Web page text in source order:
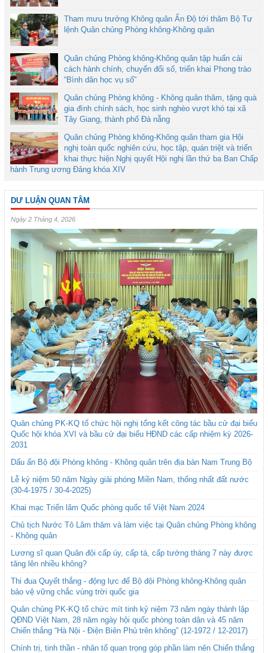
Tham mưu trưởng Không quân Ấn Độ tới thăm Bộ Tư
lệnh Quân chủng Phòng không-Không quân
Quân chủng Phòng không-Không quân tập huấn cải
cách hành chính, chuyển đổi số, triển khai Phong trào
“Bình dân học vụ số”
Quân chủng Phòng không - Không quân thăm, tặng quà
gia đình chính sách, học sinh nghèo vượt khó tại xã
Tây Giang, thành phố Đà nẵng
Quân chủng Phòng không-Không quân tham gia Hội
nghị toàn quốc nghiên cứu, học tập, quán triệt và triển
khai thực hiện Nghị quyết Hội nghị lần thứ ba Ban Chấp
hành Trung ương Đảng khóa XIV
DƯ LUẬN QUAN TÂM
Ngày 2 Tháng 4, 2026
Quân chủng PK-KQ tổ chức hội nghị tổng kết công tác bầu cử đại biểu
Quốc hội khóa XVI và bầu cử đại biểu HĐND các cấp nhiệm kỳ 2026-
2031
Dấu ấn Bộ đội Phòng không - Không quân trên địa bàn Nam Trung Bộ
Lễ kỷ niệm 50 năm Ngày giải phóng Miền Nam, thống nhất đất nước
(30-4-1975 / 30-4-2025)
Khai mạc Triển lãm Quốc phòng quốc tế Việt Nam 2024
Chủ tịch Nước Tô Lâm thăm và làm việc tại Quân chủng Phòng không
- Không quân
Lương sĩ quan Quân đội cấp úy, cấp tá, cấp tướng tháng 7 này được
tăng lên nhiều không?
Thi đua Quyết thắng - động lực để Bộ đội Phòng không-Không quân
bảo vệ vững chắc vùng trời quốc gia
Quân chủng PK-KQ tổ chức mít tinh kỷ niệm 73 năm ngày thành lập
QĐND Việt Nam, 28 năm ngày hội quốc phòng toàn dân và 45 năm
Chiến thắng “Hà Nội - Điện Biên Phủ trên không” (12-1972 / 12-2017)
Chính trị, tinh thần - nhân tố quan trọng góp phần làm nên Chiến thắng